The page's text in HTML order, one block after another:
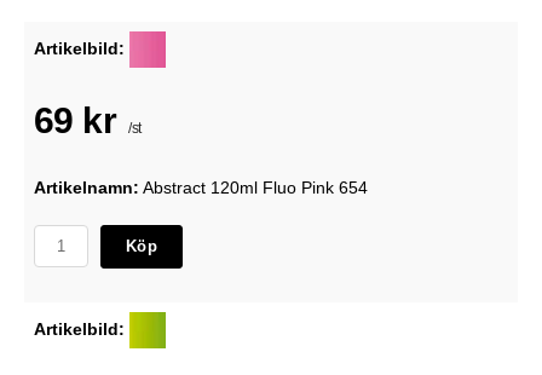
Artikelbild:
69 kr /st
Artikelnamn: Abstract 120ml Fluo Pink 654
Köp
Artikelbild: